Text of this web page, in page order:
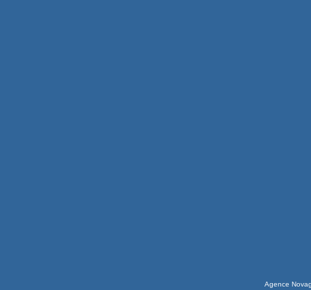
Agence